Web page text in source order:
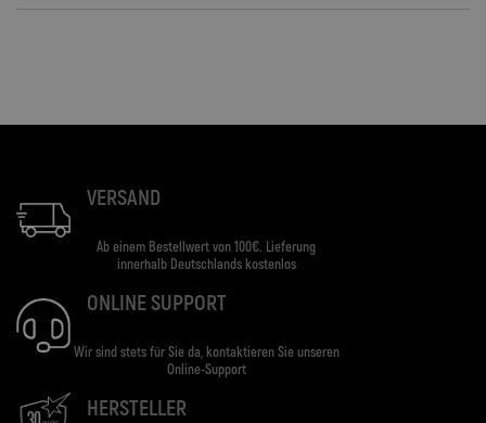
VERSAND
Ab einem Bestellwert von 100€. Lieferung
innerhalb Deutschlands kostenlos
ONLINE SUPPORT
Wir sind stets für Sie da, kontaktieren Sie unseren
Online-Support
HERSTELLER